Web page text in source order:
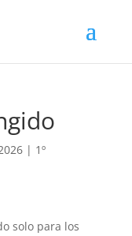
| 1º
solo para los